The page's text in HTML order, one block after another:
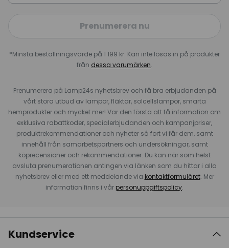
Prenumerera nu
*Minsta beställningsvärde på 1 199 kr. Kan inte lösas in på produkter
från dessa varumärken.
Prenumerera på Lamp24s nyhetsbrev och få bra erbjudanden på
vårt stora utbud av lampor, fläktar, solcellslampor, smarta
hemprodukter och mycket mer! Var den första att få information om
exklusiva rabattkoder, specialerbjudanden och kampanjpriser,
produktrekommendationer och nyheter så fort vi får dem, samt
innehåll från samarbetspartners och undersökningar, samt
köprecensioner och rekommendationer. Du kan när som helst
avsluta prenumerationen antingen via länken som du hittar i alla
nyhetsbrev eller med ett meddelande via kontaktformuläret. Mer
information finns i vår personuppgiftspolicy.
Kundservice